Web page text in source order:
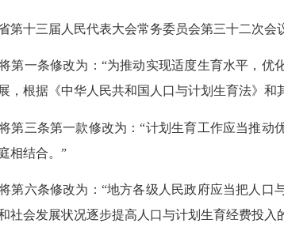
十三届人民代表大会常务委员会第三十二次会
一条修改为：“为推动实现适度生育水平，优
，根据《中华人民共和国人口与计划生育法》和
三条第一款修改为：“计划生育工作应当推动
相结合。”
六条修改为：“地方各级人民政府应当把人口
社会发展状况逐步提高人口与计划生育经费投入